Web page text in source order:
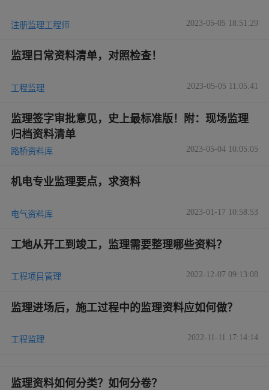
注册监理工程师 2023-05-05 18:51:29
监理日常资料清单，对照检查！
工程监理 2023-05-05 11:05:41
监理签字审批意见，史上最标准版！附：现场监理
归档资料清单
路桥资料库 2023-05-04 10:05:05
机电专业监理要点，求资料
电气资料库 2023-01-17 10:58:53
工地从开工到竣工，监理需要整理哪些资料？
工程项目管理 2022-12-07 09:13:08
监理进场后，施工过程中的监理资料应如何做？
工程监理 2022-11-11 17:14:14
监理资料如何分类？如何分卷？